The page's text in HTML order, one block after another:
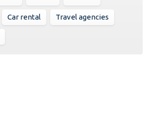
Car rental Travel agencies